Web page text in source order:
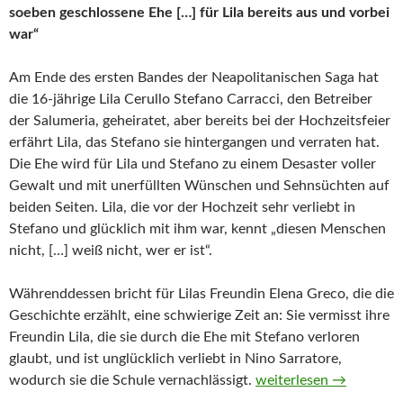
soeben geschlossene Ehe […] für Lila bereits aus und vorbei
war“
Am Ende des ersten Bandes der Neapolitanischen Saga hat
die 16-jährige Lila Cerullo Stefano Carracci, den Betreiber
der Salumeria, geheiratet, aber bereits bei der Hochzeitsfeier
erfährt Lila, das Stefano sie hintergangen und verraten hat.
Die Ehe wird für Lila und Stefano zu einem Desaster voller
Gewalt und mit unerfüllten Wünschen und Sehnsüchten auf
beiden Seiten. Lila, die vor der Hochzeit sehr verliebt in
Stefano und glücklich mit ihm war, kennt „diesen Menschen
nicht, […] weiß nicht, wer er ist“.
Währenddessen bricht für Lilas Freundin Elena Greco, die die
Geschichte erzählt, eine schwierige Zeit an: Sie vermisst ihre
Freundin Lila, die sie durch die Ehe mit Stefano verloren
glaubt, und ist unglücklich verliebt in Nino Sarratore,
wodurch sie die Schule vernachlässigt. Die Geschichte eines
weiterlesen →